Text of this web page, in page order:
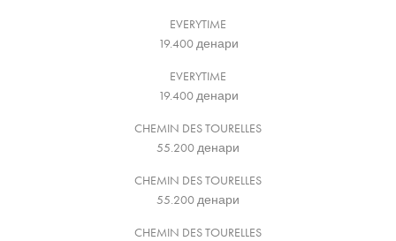
EVERYTIME
19.400денари
EVERYTIME
19.400денари
CHEMIN DES TOURELLES
55.200денари
CHEMIN DES TOURELLES
55.200денари
CHEMIN DES TOURELLES